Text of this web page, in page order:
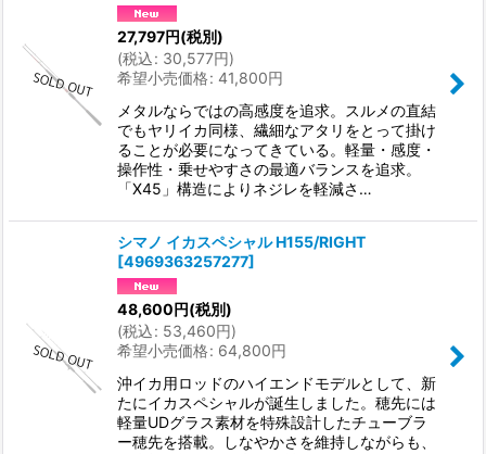
27,797円(税別)
(税込: 30,577円)
希望小売価格: 41,800円
メタルならではの高感度を追求。スルメの直結
でもヤリイカ同様、繊細なアタリをとって掛け
ることが必要になってきている。軽量・感度・
操作性・乗せやすさの最適バランスを追求。
「X45」構造によりネジレを軽減さ…
シマノ イカスペシャル H155/RIGHT
[4969363257277]
48,600円(税別)
(税込: 53,460円)
希望小売価格: 64,800円
沖イカ用ロッドのハイエンドモデルとして、新
たにイカスペシャルが誕生しました。穂先には
軽量UDグラス素材を特殊設計したチューブラ
ー穂先を搭載。しなやかさを維持しながらも、